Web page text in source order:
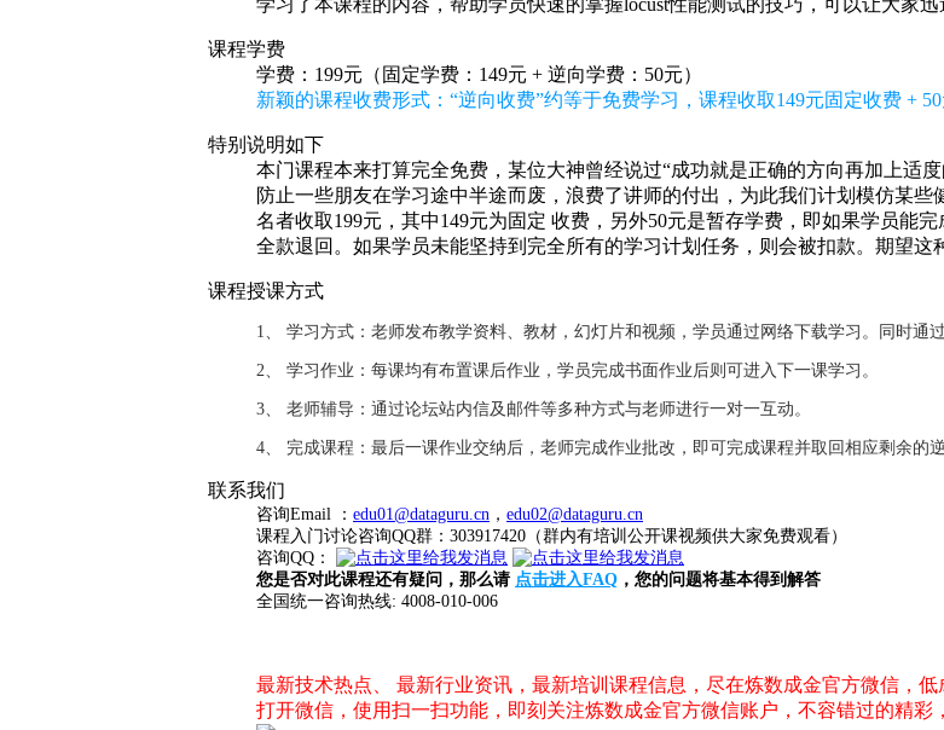
课程学费
学费：199元（固定学费：149元 + 逆向学费：50元）
新颖的课程收费形式：“逆向收费”约等于免费学习，课程收取149元固定收费 +
特别说明如下
本门课程本来打算完全免费，某位大神曾经说过“成功就是正确的方向再加上适
防止一些朋友在学习途中半途而废，浪费了讲师的付出，为此我们计划模仿某
名者收取199元，其中149元为固定 收费，另外50元是暂存学费，即如果学员能
全款退回。如果学员未能坚持到完全所有的学习计划任务，则会被扣款。期望这
课程授课方式
1、 学习方式：老师发布教学资料、教材，幻灯片和视频，学员通过网络下载学习。同时通
2、 学习作业：每课均有布置课后作业，学员完成书面作业后则可进入下一课学习。
3、 老师辅导：通过论坛站内信及邮件等多种方式与老师进行一对一互动。
4、 完成课程：最后一课作业交纳后，老师完成作业批改，即可完成课程并取回相应剩余的逆
联系我们
咨询Email ： edu01@dataguru.cn ， edu02@dataguru.cn
课程入门讨论咨询QQ群：303917420（群内有培训公开课视频供大家免费观看）
咨询QQ：
您是否对此课程还有疑问，那么请 点击进入FAQ ，您的问题将基本得到解答
全国统一咨询热线: 4008-010-006
最新技术热点、 最新行业资讯，最新培训课程信息，尽在炼数成金官方微信，
打开微信，使用扫一扫功能，即刻关注炼数成金官方微信账户，不容错过的精彩